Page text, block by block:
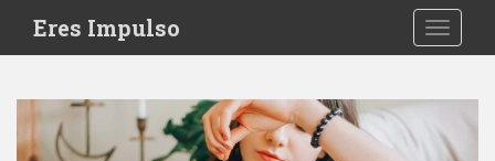
i
Eres Impulso